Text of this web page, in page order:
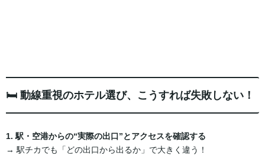
🛏 動線重視のホテル選び、こうすれば失敗しない！
1. 駅・空港からの“実際の出口”とアクセスを確認する
→ 駅チカでも「どの出口から出るか」で大きく違う！